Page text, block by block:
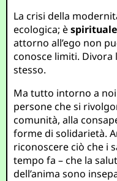
La crisi della
ecologica; èspirituale
attorno all’ego non
conosce limiti. Divora
stesso.
Ma tutto intorno a
persone che si
comunità, alla
forme di solidarietà.
riconoscere ciò che i
tempo fa – che la
dell’anima sono